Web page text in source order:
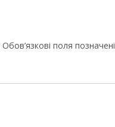
Обов’язкові поля позначені